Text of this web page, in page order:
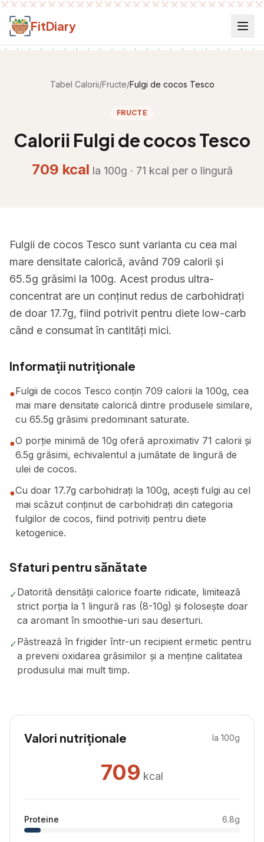
Salt la conținut
FitDiary
Tabel Calorii/Fructe/Fulgi de cocos Tesco
FRUCTE
Calorii Fulgi de cocos Tesco
709 kcal la 100g · 71 kcal per o lingură
Fulgii de cocos Tesco sunt varianta cu cea mai
mare densitate calorică, având 709 calorii și
65.5g grăsimi la 100g. Acest produs ultra-
concentrat are un conținut redus de carbohidrați
de doar 17.7g, fiind potrivit pentru diete low-carb
când e consumat în cantități mici.
Informații nutriționale
●Fulgii de cocos Tesco conțin 709 calorii la 100g, cea
mai mare densitate calorică dintre produsele similare,
cu 65.5g grăsimi predominant saturate.
●O porție minimă de 10g oferă aproximativ 71 calorii și
6.5g grăsimi, echivalentul a jumătate de lingură de
ulei de cocos.
●Cu doar 17.7g carbohidrați la 100g, acești fulgi au cel
mai scăzut conținut de carbohidrați din categoria
fulgilor de cocos, fiind potriviți pentru diete
ketogenice.
Sfaturi pentru sănătate
✓Datorită densității calorice foarte ridicate, limitează
strict porția la 1 lingură ras (8-10g) și folosește doar
ca aromant în smoothie-uri sau deserturi.
✓Păstrează în frigider într-un recipient ermetic pentru
a preveni oxidarea grăsimilor și a menține calitatea
produsului mai mult timp.
Valori nutriționale la 100g
709 kcal
Proteine 6.8g